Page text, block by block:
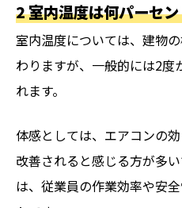
2 室内温度は何パーセ
室内温度については、建物
わりますが、一般的には2度
れます。
体感としては、エアコンの
改善されると感じる方が多
は、従業員の作業効率や安